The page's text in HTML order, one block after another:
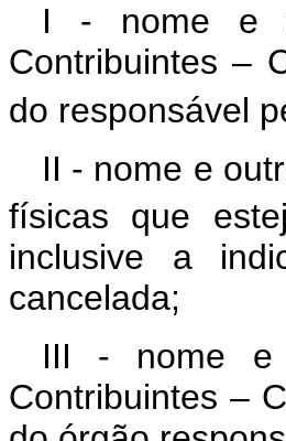
I - nome e
Contribuintes –
do responsável
II - nome e
físicas que
inclusive a
cancelada;
III - nome e
Contribuintes –